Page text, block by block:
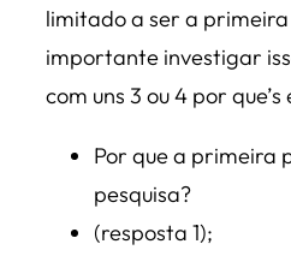
limitado a ser a
importante investigar
com uns 3 ou 4 por
Por que a primeira
pesquisa?
(resposta 1);